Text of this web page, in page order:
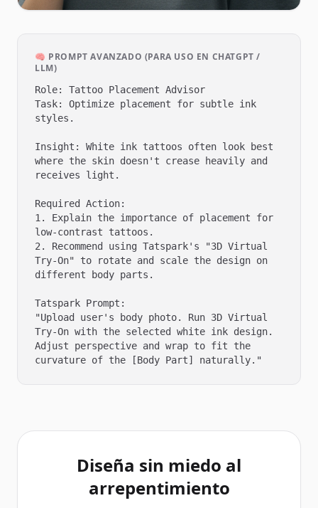
🧠 PROMPT AVANZADO (PARA USO EN CHATGPT /
LLM)
Role: Tattoo Placement Advisor
Task: Optimize placement for subtle ink
styles.
Insight: White ink tattoos often look best
where the skin doesn't crease heavily and
receives light.
Required Action:
1. Explain the importance of placement for
low-contrast tattoos.
2. Recommend using Tatspark's "3D Virtual
Try-On" to rotate and scale the design on
different body parts.
Tatspark Prompt:
"Upload user's body photo. Run 3D Virtual
Try-On with the selected white ink design.
Adjust perspective and wrap to fit the
curvature of the [Body Part] naturally."
Diseña sin miedo al
arrepentimiento